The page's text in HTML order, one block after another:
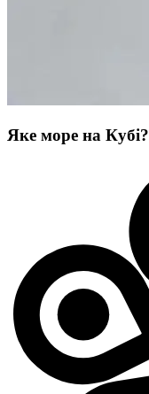
Яке море на Кубі?